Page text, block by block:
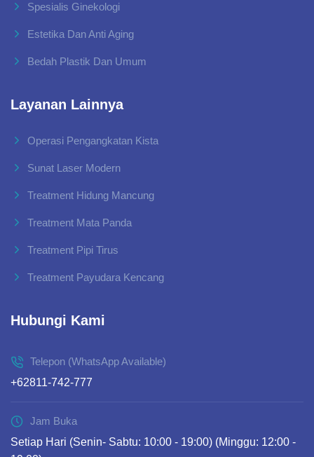
Spesialis Ginekologi
Estetika Dan Anti Aging
Bedah Plastik Dan Umum
Layanan Lainnya
Operasi Pengangkatan Kista
Sunat Laser Modern
Treatment Hidung Mancung
Treatment Mata Panda
Treatment Pipi Tirus
Treatment Payudara Kencang
Hubungi Kami
Telepon (WhatsApp Available)
+62811-742-777
Jam Buka
Setiap Hari (Senin- Sabtu: 10:00 - 19:00) (Minggu: 12:00 -